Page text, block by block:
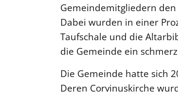
Gemeindemitgliedern
Dabei wurden in einer
Taufschale und die
die Gemeinde ein
Die Gemeinde hatte sich
Deren Corvinuskirche